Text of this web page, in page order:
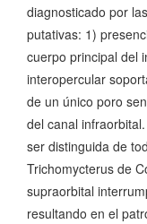
diagnosticado por
putativas: 1)
cuerpo principal del
interopercular
de un único poro
del canal infraorbital.
ser distinguida de
Trichomycterus de
supraorbital
resultando en el